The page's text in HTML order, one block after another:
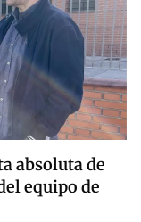
absoluta de
equipo de